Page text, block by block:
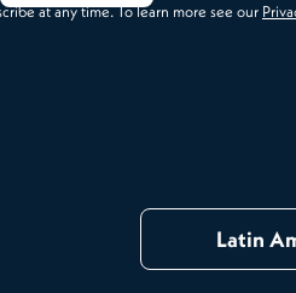
at any time. To learn more see our
Latin